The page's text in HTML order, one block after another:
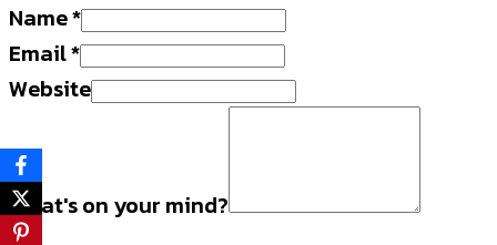
Name*
Email*
Website
What's on your mind?